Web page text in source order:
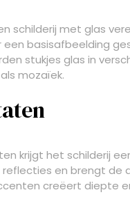
schilderij met glas
basisafbeelding
stukjes glas in
mozaïek.
krijgt het schilderij
en brengt de
creëert diepte